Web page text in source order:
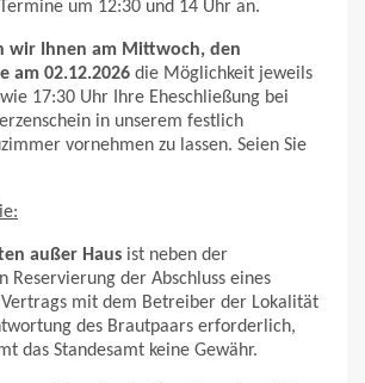
um 12:30 und 14 Uhr an.
wir Ihnen am Mittwoch, den
am 02.12.2026 die Möglichkeit jeweils
17:30 Uhr Ihre Eheschließung bei
in unserem festlich
vornehmen zu lassen. Seien Sie
außer Haus ist neben der
Reservierung der Abschluss eines
mit dem Betreiber der Lokalität
des Brautpaars erforderlich,
das Standesamt keine Gewähr.